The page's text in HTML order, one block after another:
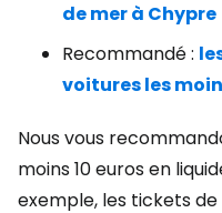
de mer à Chypre
Recommandé :
voitures les
Nous vous
moins 10 euros en
exemple, les tickets